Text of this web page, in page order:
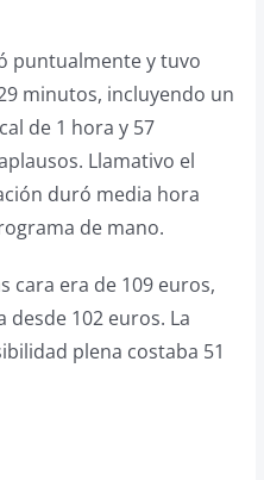
puntualmente y tuvo
minutos, incluyendo un
de 1 hora y 57
Llamativo el
duró media hora
de mano.
cara era de 109 euros,
102 euros. La
plena costaba 51